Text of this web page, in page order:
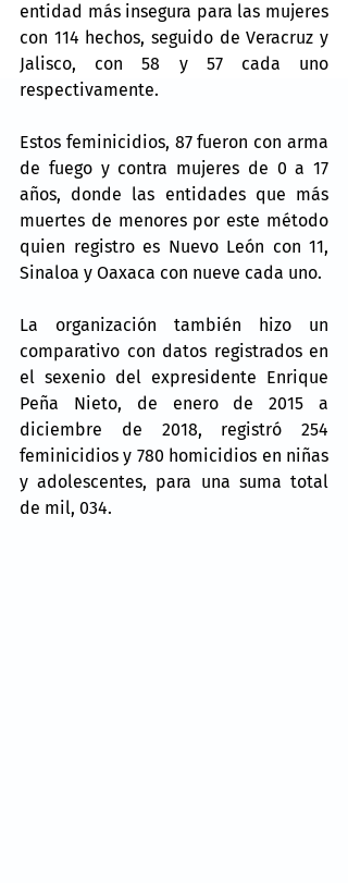
entidad más insegura para las mujeres
con 114 hechos, seguido de Veracruz y
Jalisco, con 58 y 57 cada uno
respectivamente.
Estos feminicidios, 87 fueron con arma
de fuego y contra mujeres de 0 a 17
años, donde las entidades que más
muertes de menores por este método
quien registro es Nuevo León con 11,
Sinaloa y Oaxaca con nueve cada uno.
La organización también hizo un
comparativo con datos registrados en
el sexenio del expresidente Enrique
Peña Nieto, de enero de 2015 a
diciembre de 2018, registró 254
feminicidios y 780 homicidios en niñas
y adolescentes, para una suma total
de mil, 034.